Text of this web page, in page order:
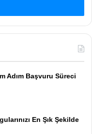
Adım Başvuru Süreci
En Şık Şekilde